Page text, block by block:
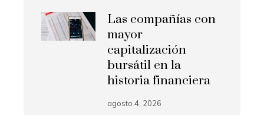
Las compañías con
mayor
capitalización
bursátil en la
historia financiera
agosto 4, 2026